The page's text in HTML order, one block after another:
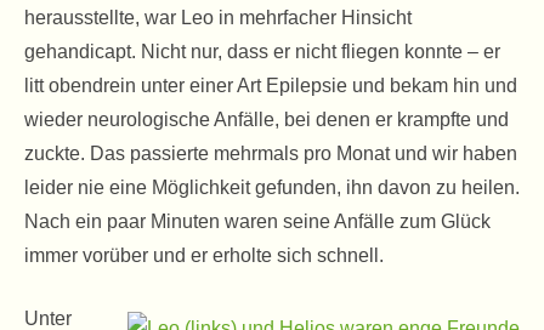
herausstellte, war Leo in mehrfacher Hinsicht
gehandicapt. Nicht nur, dass er nicht fliegen konnte – er
litt obendrein unter einer Art Epilepsie und bekam hin und
wieder neurologische Anfälle, bei denen er krampfte und
zuckte. Das passierte mehrmals pro Monat und wir haben
leider nie eine Möglichkeit gefunden, ihn davon zu heilen.
Nach ein paar Minuten waren seine Anfälle zum Glück
immer vorüber und er erholte sich schnell.
Unter